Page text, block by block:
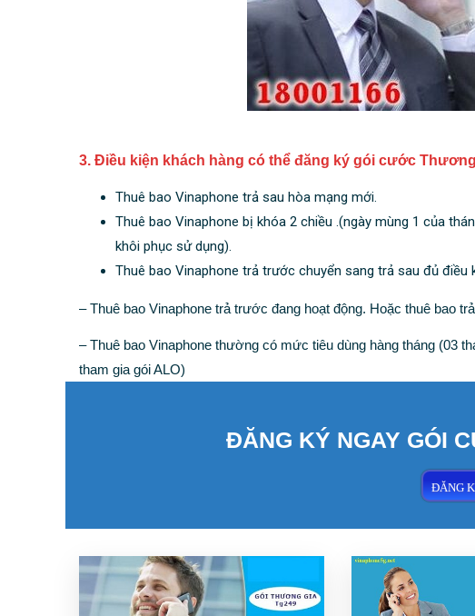
3. Điều kiện khách hàng có thể đăng ký gói cước
Thuê bao Vinaphone trả sau hòa mạng mới.
Thuê bao Vinaphone bị khóa 2 chiều .(ngày mùng 1 của
khôi phục sử dụng).
Thuê bao Vinaphone trả trước chuyển sang trả sau đủ điều
– Thuê bao Vinaphone trả trước đang hoạt động. Hoặc thuê bao
– Thuê bao Vinaphone thường có mức tiêu dùng hàng tháng (03
tham gia gói ALO)
ĐĂNG KÝ NGAY GÓI
ĐĂNG
Thương Gia 249